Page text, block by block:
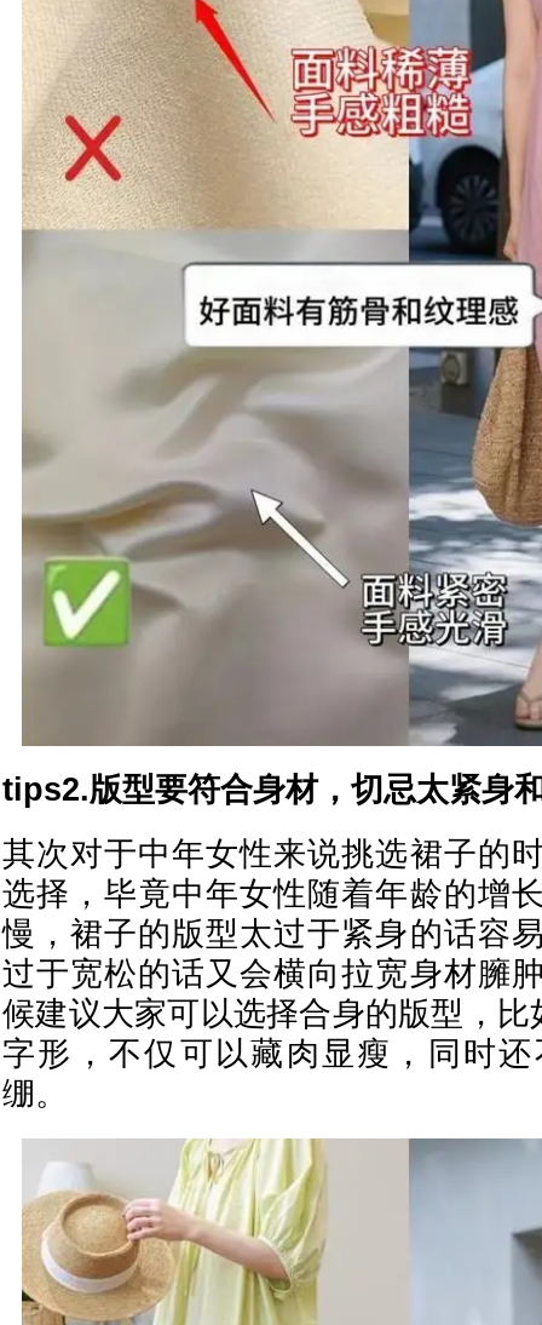
tips2.版型要符合身材，切忌太紧身
其次对于中年女性来说挑选裙子的
选择，毕竟中年女性随着年龄的增
慢，裙子的版型太过于紧身的话容
过于宽松的话又会横向拉宽身材臃
候建议大家可以选择合身的版型，
字形，不仅可以藏肉显瘦，同时
绷。